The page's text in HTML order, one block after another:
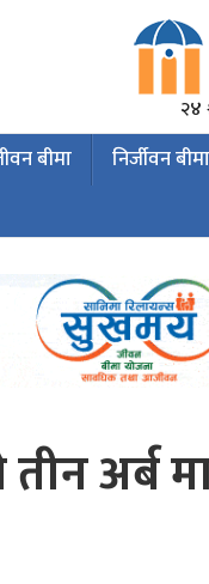
२४
बीमा निर्जीवन बीमा
अर्ब